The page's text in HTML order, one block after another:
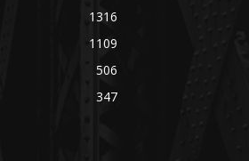
1316
1109
506
347